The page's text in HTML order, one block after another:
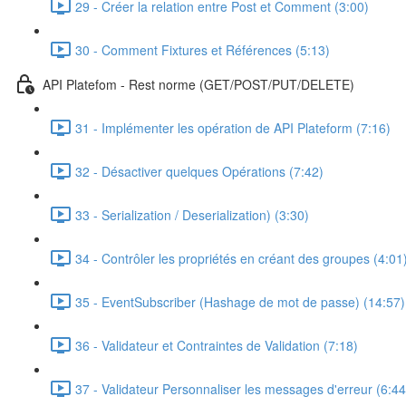
29 - Créer la relation entre Post et Comment (3:00)
30 - Comment Fixtures et Références (5:13)
API Platefom - Rest norme (GET/POST/PUT/DELETE)
31 - Implémenter les opération de API Plateform (7:16)
32 - Désactiver quelques Opérations (7:42)
33 - Serialization / Deserialization) (3:30)
34 - Contrôler les propriétés en créant des groupes
35 - EventSubscriber (Hashage de mot de passe) (14:57)
36 - Validateur et Contraintes de Validation (7:18)
37 - Validateur Personnaliser les messages d'erreur